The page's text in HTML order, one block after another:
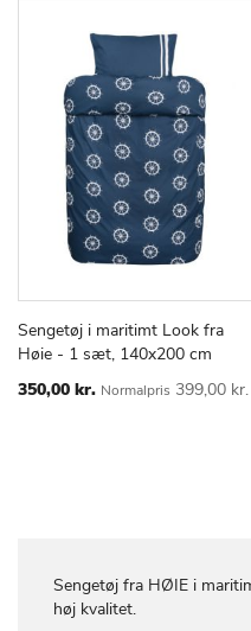
Sengetøj fra HØIE i
høj kvalitet.
Læg i kurv
TILFØJ
TIL
ØNSKE
Sengetøj i maritimt Look fra
Høie - 1 sæt, 140x200 cm
Special
350,00 kr. Normalpris 399,00 kr.